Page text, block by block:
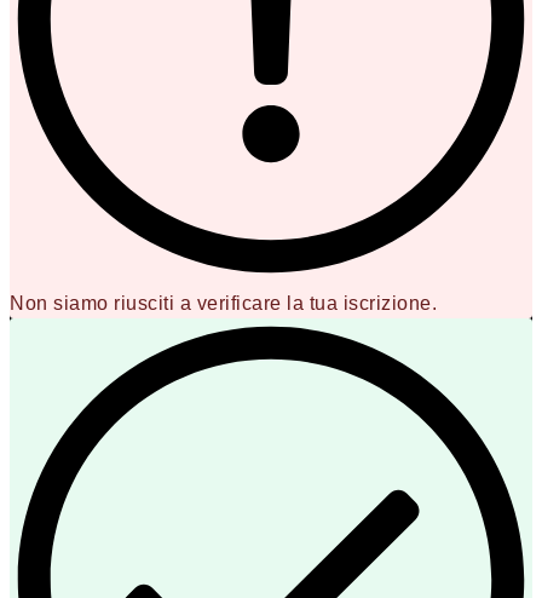
Non siamo riusciti a verificare la tua iscrizione.